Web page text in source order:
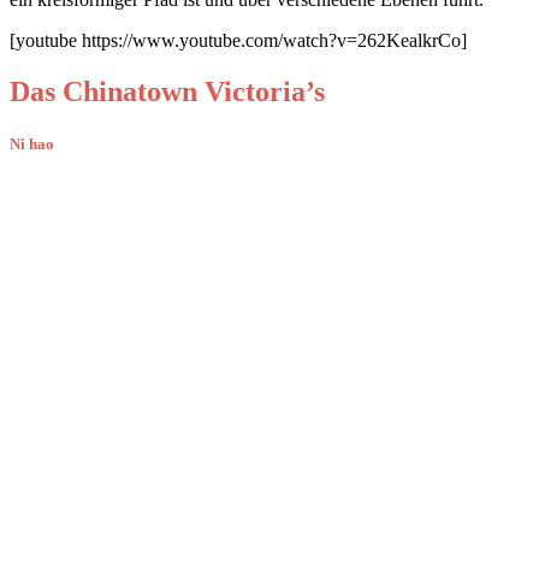
[youtube https://www.youtube.com/watch?v=262KealkrCo]
Das Chinatown Victoria’s
Ni hao